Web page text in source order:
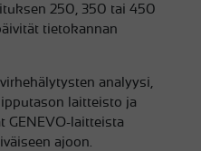
250, 350 tai 450
tietokannan
analyysi,
laitteisto ja
GENEVO-laitteista
ajoon.